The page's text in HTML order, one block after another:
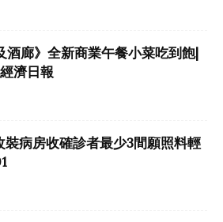
酒廊》全新商業午餐小菜吃到飽|
濟日報
病房收確診者最少3間願照料輕